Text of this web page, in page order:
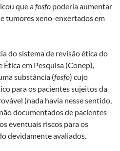
que afosfo poderia aumentar
tumores xeno-enxertados em
do sistema de revisão ética do
Ética em Pesquisa (Conep),
substância (fosfo) cujo
para os pacientes sujeitos da
(nada havia nesse sentido,
documentados de pacientes
eventuais riscos para os
devidamente avaliados.